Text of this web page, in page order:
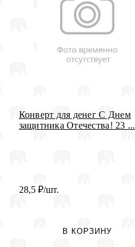
Конверт для денег С Днем
защитника Отечества! 23 ...
28,5 ₽/шт.
В КОРЗИНУ